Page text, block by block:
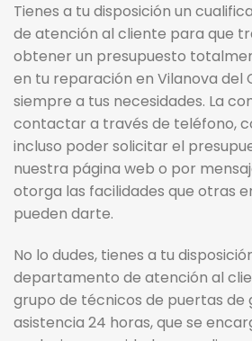
Tienes a tu disposición un
de atención al cliente para que
obtener un presupuesto
en tu reparación en Vilanova del
siempre a tus necesidades. La
contactar a través de teléfono,
incluso poder solicitar el
nuestra página web o por
otorga las facilidades que otras
pueden darte.
No lo dudes, tienes a tu
departamento de atención al
grupo de técnicos de puertas de
asistencia 24 horas, que se